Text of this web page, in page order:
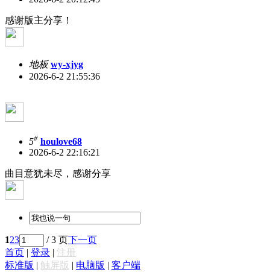
感谢版主分享！
地板 wy-xjyg
2026-6-2 21:55:36
5# houlove68
2026-6-2 22:16:21
曲目意犹未尽，感谢分享
123 / 3 页下一页
首页 | 登录 | 注册
标准版 | 触屏版 | 电脑版 | 客户端